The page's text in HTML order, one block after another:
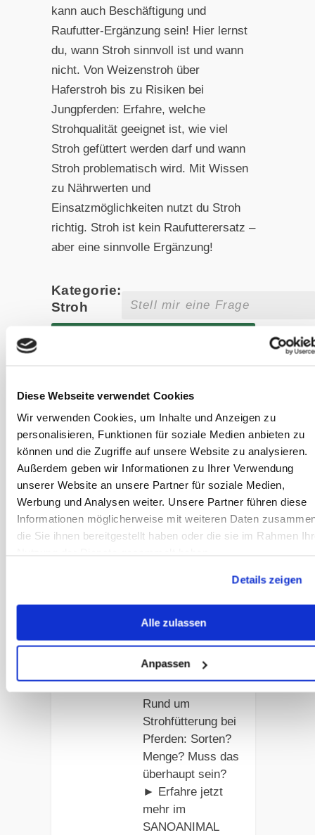
Diese Webseite verwendet Cookies
Wir verwenden Cookies, um Inhalte und Anzeigen zu
personalisieren, Funktionen für soziale Medien anbieten zu
können und die Zugriffe auf unsere Website zu analysieren.
Außerdem geben wir Informationen zu Ihrer Verwendung
unserer Website an unsere Partner für soziale Medien,
Werbung und Analysen weiter. Unsere Partner führen diese
Informationen möglicherweise mit weiteren Daten
die Sie ihnen bereitgestellt haben oder die sie im Rahmen
Details zeigen
Alle zulassen
Anpassen
kann auch Beschäftigung und
Raufutter-Ergänzung sein! Hier lernst
du, wann Stroh sinnvoll ist und wann
nicht. Von Weizenstroh über
Haferstroh bis zu Risiken bei
Jungpferden: Erfahre, welche
Strohqualität geeignet ist, wie viel
Stroh gefüttert werden darf und wann
Stroh problematisch wird. Mit Wissen
zu Nährwerten und
Einsatzmöglichkeiten nutzt du Stroh
richtig. Stroh ist kein Raufutterersatz –
aber eine sinnvolle Ergänzung!
Kategorie:
Stroh
Pferde brauchen
eine Quelle für
Holzfasern. Wie
das mit Stroh,
Ästen oder
Zweigen
angeboten werden
kann, erklären wir
hier.
Artikel lesen
Sanoanimal
Podcast #7
Strohfütterung
Rund um
Strohfütterung bei
Pferden: Sorten?
Menge? Muss das
überhaupt sein?
► Erfahre jetzt
mehr im
SANOANIMAL